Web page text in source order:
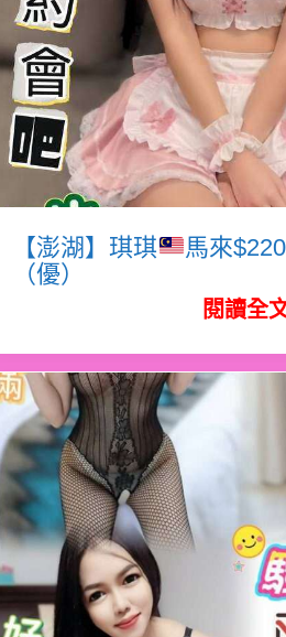
【澎湖】琪琪
馬來
（優）
閱讀全